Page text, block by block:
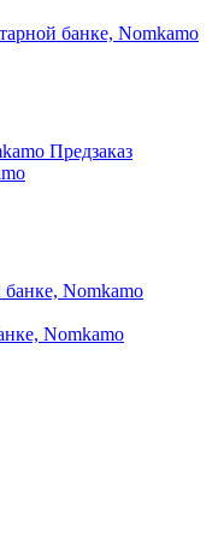
банке, Nomkamo
Предзаказ
Nomkamo